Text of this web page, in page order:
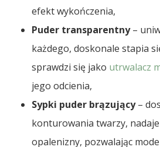
efekt wykończenia,
Puder transparentny–
każdego, doskonale stapia
sprawdzi się jako utrwalacz
jego odcienia,
Sypki puder brązujący–
konturowania twarzy,
opalenizny, pozwalając